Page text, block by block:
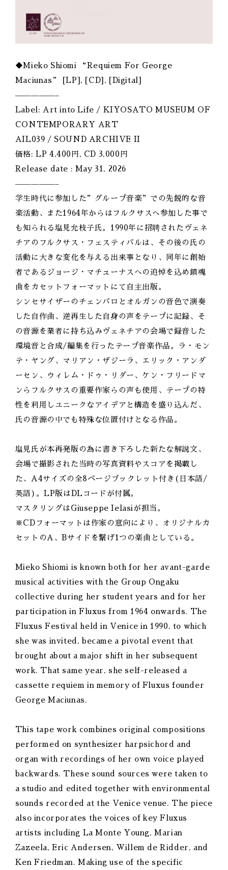
◆Mieko Shiomi “Requiem For George
Maciunas” [LP], [CD], [Digital]
—————–
Label: Art into Life / KIYOSATO MUSEUM OF
CONTEMPORARY ART
AIL039 / SOUND ARCHIVE II
価格: LP 4,400円, CD 3,000円
Release date : May 31, 2026
—————–
学生時代に参加した”グループ音楽”での先鋭的な音
楽活動、また1964年からはフルクサスへ参加した事で
も知られる塩見允枝子氏。1990年に招聘されたヴェネ
チアのフルクサス・フェスティバルは、その後の氏の
活動に大きな変化を与える出来事となり、同年に創始
者であるジョージ・マチューナスへの追悼を込め鎮魂
曲をカセットフォーマットにて自主出版。
シンセサイザーのチェンバロとオルガンの音色で演奏
した自作曲、逆再生した自身の声をテープに記録、そ
の音源を業者に持ち込みヴェネチアの会場で録音した
環境音と合成/編集を行ったテープ音楽作品。ラ・モン
テ・ヤング、マリアン・ザジーラ、エリック・アンダ
ーセン、ウィレム・ドゥ・リダー、ケン・フリードマ
ンらフルクサスの重要作家らの声も使用、テープの特
性を利用しユニークなアイデアと構造を盛り込んだ、
氏の音源の中でも特殊な位置付けとなる作品。
塩見氏が本再発版の為に書き下ろした新たな解説文、
会場で撮影された当時の写真資料やスコアを掲載し
た、A4サイズの全8ページブックレット付き(日本語/
英語)。LP版はDLコードが付属。
マスタリングはGiuseppe Ielasiが担当。
※CDフォーマットは作家の意向により、オリジナルカ
セットのA、Bサイドを繋げ1つの楽曲としている。
Mieko Shiomi is known both for her avant-garde
musical activities with the Group Ongaku
collective during her student years and for her
participation in Fluxus from 1964 onwards. The
Fluxus Festival held in Venice in 1990, to which
she was invited, became a pivotal event that
brought about a major shift in her subsequent
work. That same year, she self-released a
cassette requiem in memory of Fluxus founder
George Maciunas.
This tape work combines original compositions
performed on synthesizer harpsichord and
organ with recordings of her own voice played
backwards. These sound sources were taken to
a studio and edited together with environmental
sounds recorded at the Venice venue. The piece
also incorporates the voices of key Fluxus
artists including La Monte Young, Marian
Zazeela, Eric Andersen, Willem de Ridder, and
Ken Friedman. Making use of the specific